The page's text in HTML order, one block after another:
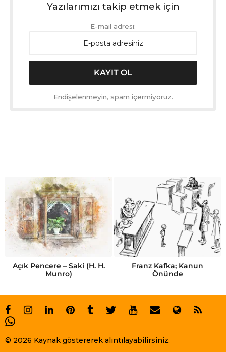
Yazılarımızı takip etmek için
E-mail adresi:
Endişelenmeyin, spam içermiyoruz.
Açık Pencere – Saki (H. H.
Munro)
Franz Kafka; Kanun
Önünde
© 2026 Kaynak göstererek alıntılayabilirsiniz.